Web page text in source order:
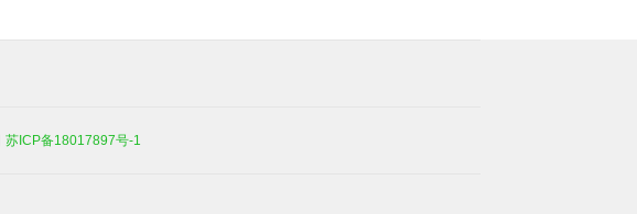
苏ICP备18017897号-1